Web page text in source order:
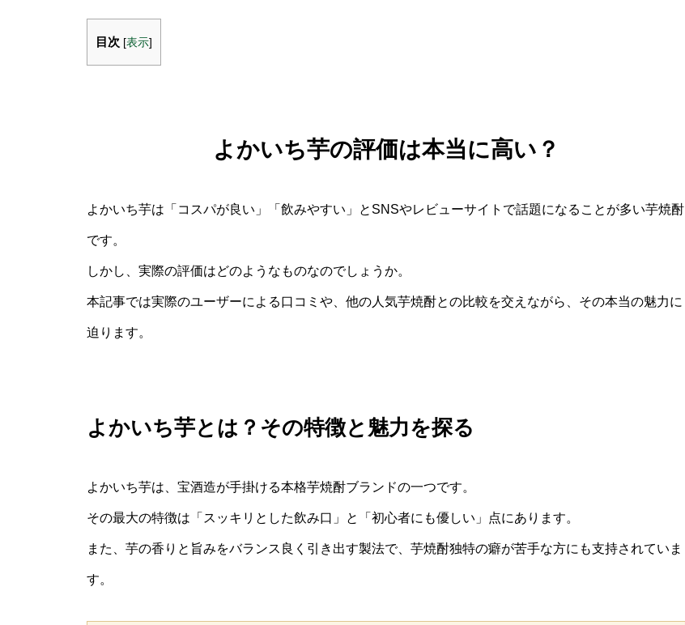
目次 [表示]
よかいち芋の評価は本当に高い？
よかいち芋は「コスパが良い」「飲みやすい」とSNSやレビューサイトで話題になることが多い芋焼酎
です。
しかし、実際の評価はどのようなものなのでしょうか。
本記事では実際のユーザーによる口コミや、他の人気芋焼酎との比較を交えながら、その本当の魅力に
迫ります。
よかいち芋とは？その特徴と魅力を探る
よかいち芋は、宝酒造が手掛ける本格芋焼酎ブランドの一つです。
その最大の特徴は「スッキリとした飲み口」と「初心者にも優しい」点にあります。
また、芋の香りと旨みをバランス良く引き出す製法で、芋焼酎独特の癖が苦手な方にも支持されていま
す。